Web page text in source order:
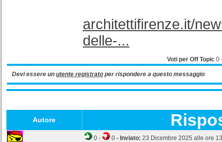
architettifirenze.it/
delle-...
Voti per Off Topic 0
Devi essere un utente registrato per rispondere a questo messaggio
Autore
0 - 0 - Inviato: 23 Dicembre 2025 alle ore